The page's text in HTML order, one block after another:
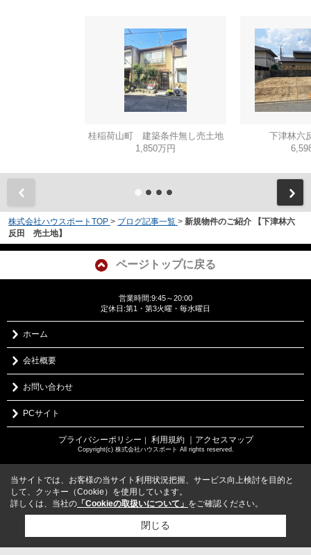
桂稲荷山町 建築条件無し売土地
1,850万円
下津林六
株式会社ハウスポートTOP > ブログ記事一覧 > 新規物件のご紹介 【下津林六
反田 売土地】
ページトップに戻る
営業時間:9:45～20:00
定休日:第1・第3火曜・毎水曜日
ホーム
会社概要
お問い合わせ
PCサイト
プライバシーポリシー ｜ 利用規約 ｜アクセスマップ
Copyright(c) 株式会社ハウスポート All rights reserved.
当サイトでは、お客様の当サイト利用状況把握、サービス向上検討を目的と
して、クッキー（Cookie）を使用しています。
詳しくは、当社の 「Cookieの取扱いについて」 をご確認ください。
閉じる